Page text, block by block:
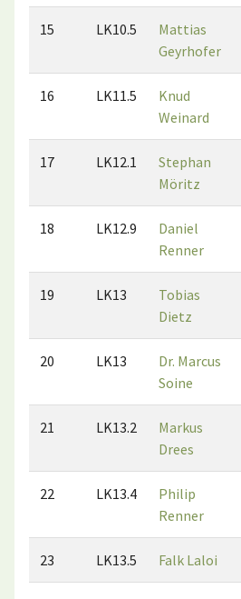
15 LK10.5
Mattias
Geyrhofer
16 LK11.5
Knud
Weinard
17 LK12.1
Stephan
Möritz
18 LK12.9
Daniel
Renner
19 LK13
Tobias
Dietz
20 LK13
Dr. Marcus
Soine
21 LK13.2
Markus
Drees
22 LK13.4
Philip
Renner
23 LK13.5 Falk Laloi